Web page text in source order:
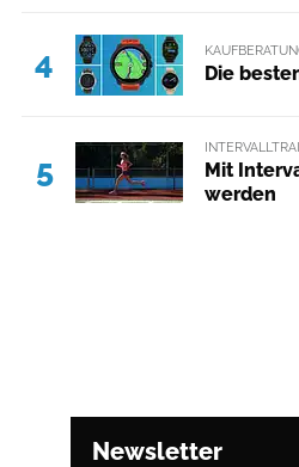
4 Die
5
Mit
werden
Newsletter